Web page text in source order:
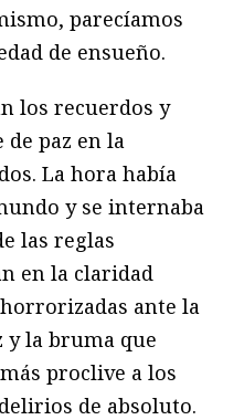
parecíamos
de ensueño.
los recuerdos y
paz en la
La hora había
y se internaba
las reglas
en la claridad
ante la
y la bruma que
proclive a los
de absoluto.